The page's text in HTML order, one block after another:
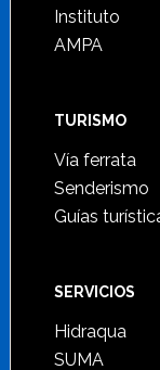
Instituto
AMPA
TURISMO
Vía ferrata
Senderismo
Guías
SERVICIOS
Hidraqua
SUMA